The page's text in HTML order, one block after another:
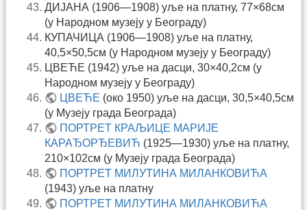
ДИЈАНА (1906—1908) уље на платну, 77×68см
(у Народном музеју у Београду)
КУПАЧИЦА (1906—1908) уље на платну,
40,5×50,5см (у Народном музеју у Београду)
ЦВЕЋЕ (1942) уље на дасци, 30×40,2см (у
Народном музеју у Београду)
ЦВЕЋЕ (око 1950) уље на дасци, 30,5×40,5см
(у Музеју града Београда)
ПОРТРЕТ КРАЉИЦЕ МАРИЈЕ
КАРАЂОРЂЕВИЋ (1925—1930) уље на платну,
210×102см (у Музеју града Београда)
ПОРТРЕТ МИЛУТИНА МИЛАНКОВИЋА
(1943) уље на платну
ПОРТРЕТ МИЛУТИНА МИЛАНКОВИЋА